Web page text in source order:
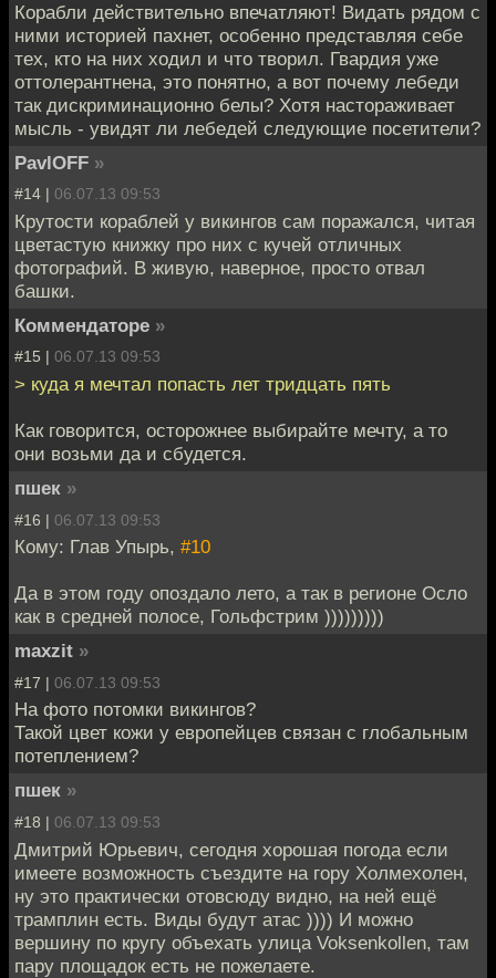
Корабли действительно впечатляют! Видать рядом с
ними историей пахнет, особенно представляя себе
тех, кто на них ходил и что творил. Гвардия уже
оттолерантнена, это понятно, а вот почему лебеди
так дискриминационно белы? Хотя настораживает
мысль - увидят ли лебедей следующие посетители?
PavlOFF »
#14 | 06.07.13 09:53
Крутости кораблей у викингов сам поражался, читая
цветастую книжку про них с кучей отличных
фотографий. В живую, наверное, просто отвал
башки.
Коммендаторе »
#15 | 06.07.13 09:53
> куда я мечтал попасть лет тридцать пять
Как говорится, осторожнее выбирайте мечту, а то
они возьми да и сбудется.
пшек »
#16 | 06.07.13 09:53
Кому: Глав Упырь, #10
Да в этом году опоздало лето, а так в регионе Осло
как в средней полосе, Гольфстрим )))))))))
maxzit »
#17 | 06.07.13 09:53
На фото потомки викингов?
Такой цвет кожи у европейцев связан с глобальным
потеплением?
пшек »
#18 | 06.07.13 09:53
Дмитрий Юрьевич, сегодня хорошая погода если
имеете возможность съездите на гору Холмехолен,
ну это практически отовсюду видно, на ней ещё
трамплин есть. Виды будут атас )))) И можно
вершину по кругу объехать улица Voksenkollen, там
пару площадок есть не пожелаете.